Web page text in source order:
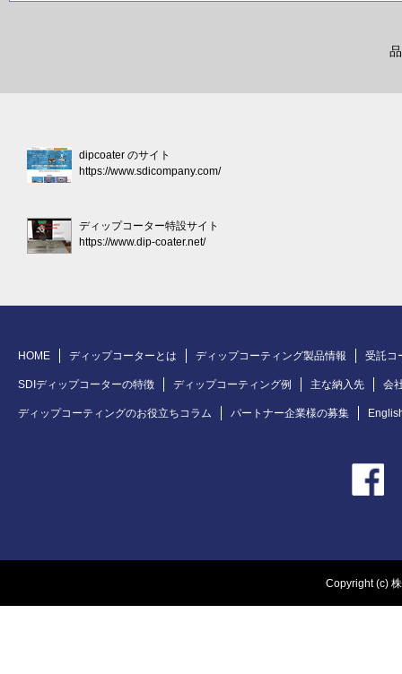
dipcoater のサイト
https://www.sdicompany.com/
ディップコーター特設サイト
https://www.dip-coater.net/
HOME ディップコーターとは ディップコーティング製品情報 受託コ
SDIディップコーターの特徴 ディップコーティング例 主な納入先 会
ディップコーティングのお役立ちコラム パートナー企業様の募集
Copyright (c)